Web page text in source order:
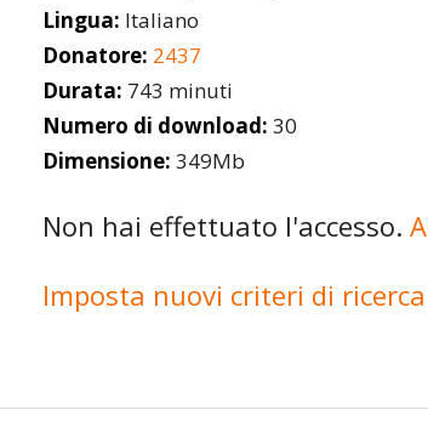
Lingua: Italiano
Donatore: 2437
Durata: 743 minuti
Numero di download: 30
Dimensione: 349Mb
Non hai effettuato l'accesso.
Imposta nuovi criteri di ricerca